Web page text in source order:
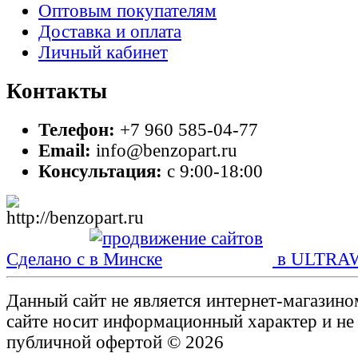
Оптовым покупателям
Доставка и оплата
Личный кабинет
Контакты
Телефон: +7 960 585-04-77
Email: info@benzopart.ru
Консультация: с 9:00-18:00
Сделано с в
Данный сайт не является интернет-
сайте носит информационный характер и не
публичной офертой © 2026